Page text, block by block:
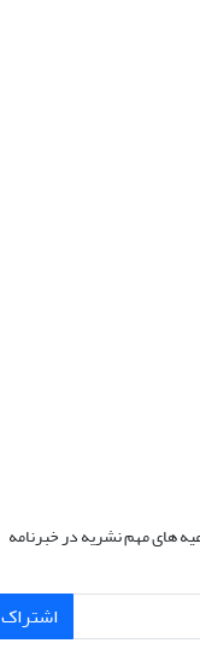
های مهم نشریه در خبرنامه
اشتراک